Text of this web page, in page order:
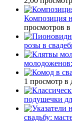
Композиция
просмотров в
розы в
1 просмотр в
подушечки
свадьбу: